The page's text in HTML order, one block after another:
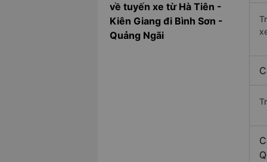
về tuyến xe từ Hà Tiên -
Kiên Giang đi Bình Sơn -
Quảng Ngãi